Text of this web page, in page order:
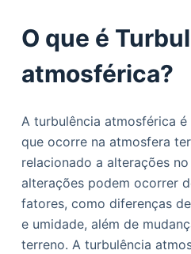
o
d
o
O que é
atmosférica?
A turbulência atmosférica
que ocorre na atmosfera
relacionado a alterações
alterações podem ocorrer
fatores, como diferenças
e umidade, além de
terreno. A turbulência